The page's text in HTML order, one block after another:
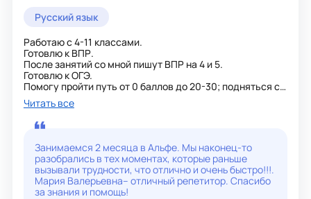
Русский язык
Работаю с 4-11 классами.
Готовлю к ВПР.
После занятий со мной пишут ВПР на 4 и 5.
Готовлю к ОГЭ.
Помогу пройти путь от 0 баллов до 20-30; подняться с
двойки до тройки и четверки.
Готовлю к ЕГЭ. Улучшение до 80+ баллов.
Повышаю успеваемость, восполняю пробелы, помогаю
с проблемами ученикам 4-11 классов.
Помогаю разобраться с домашним заданием.
Читать все
Занимаемся 2 месяца в Альфе. Мы наконец-то
разобрались в тех моментах, которые раньше
вызывали трудности, что отлично и очень быстро!!!.
Мария Валерьевна– отличный репетитор. Спасибо
за знания и помощь!